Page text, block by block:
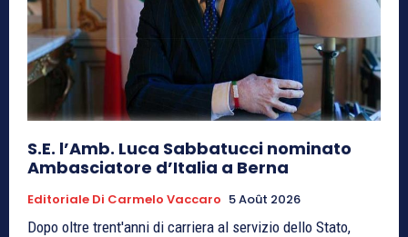
S.E. l’Amb. Luca Sabbatucci nominato
Ambasciatore d’Italia a Berna
Editoriale Di Carmelo Vaccaro 5 Août 2026
Dopo oltre trent'anni di carriera al servizio dello Stato,